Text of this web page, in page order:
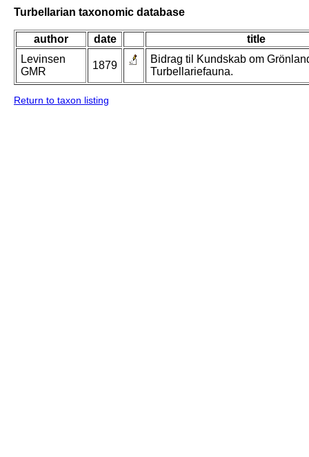
Turbellarian taxonomic database
author date
title
Levinsen
GMR
1879
Bidrag til Kundskab om
Turbellariefauna.
Return to taxon listing